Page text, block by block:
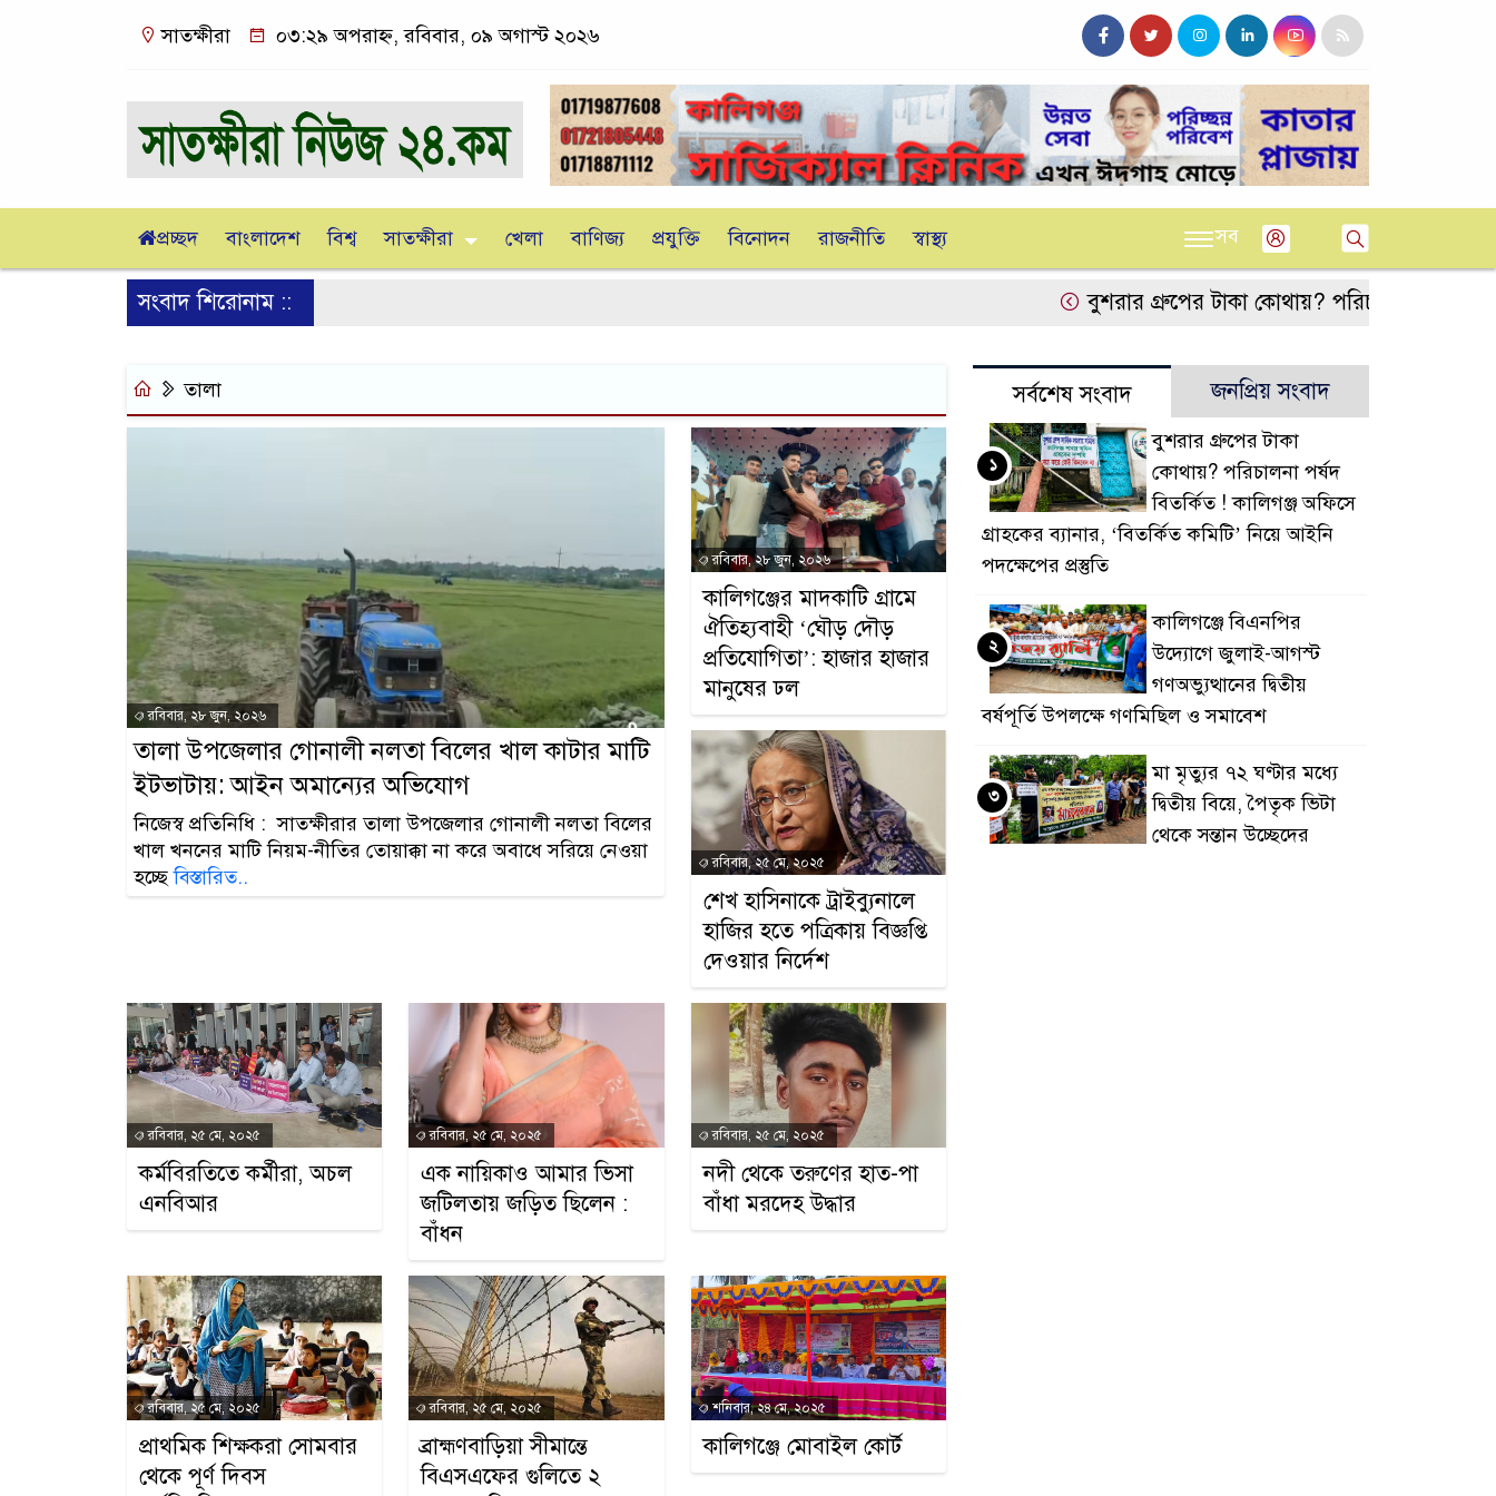
সাতক্ষীরা ০৩:২৯ অপরাহ্ন, রবিবার, ০৯ অগাস্ট ২০২৬
প্রচ্ছদ বাংলাদেশ বিশ্ব সাতক্ষীরা খেলা বাণিজ্য প্রযুক্তি বিনোদন রাজনীতি স্বাস্থ্য সব
সংবাদ শিরোনাম :: বুশরার গ্রুপের টাকা কোথায়? পরিচালনা পর্ষদ
তালা
রবিবার, ২৮ জুন, ২০২৬
তালা উপজেলার গোনালী নলতা বিলের খাল কাটার মাটি
ইটভাটায়: আইন অমান্যের অভিযোগ
নিজেস্ব প্রতিনিধি : সাতক্ষীরার তালা উপজেলার গোনালী নলতা বিলের
খাল খননের মাটি নিয়ম-নীতির তোয়াক্কা না করে অবাধে সরিয়ে নেওয়া
হচ্ছেবিস্তারিত..
রবিবার, ২৮ জুন, ২০২৬
কালিগঞ্জের মাদকা‌টি গ্রা‌মে
ঐতিহ্যবাহী ‘ঘৌড় দৌড়
প্রতিযোগিতা’: হাজার হাজার
মানুষের ঢল
রবিবার, ২৫ মে, ২০২৫
শেখ হাসিনাকে ট্রাইব্যুনালে
হাজির হতে পত্রিকায় বিজ্ঞপ্তি
দেওয়ার নির্দেশ
রবিবার, ২৫ মে, ২০২৫
কর্মবিরতিতে কর্মীরা, অচল
এনবিআর
রবিবার, ২৫ মে, ২০২৫
এক নায়িকাও আমার ভিসা
জটিলতায় জড়িত ছিলেন :
বাঁধন
রবিবার, ২৫ মে, ২০২৫
নদী থেকে তরুণের হাত-পা
বাঁধা মরদেহ উদ্ধার
রবিবার, ২৫ মে, ২০২৫
প্রাথমিক শিক্ষকরা সোমবার
থেকে পূর্ণ দিবস
রবিবার, ২৫ মে, ২০২৫
ব্রাহ্মণবাড়িয়া সীমান্তে
বিএসএফের গুলিতে ২
শনিবার, ২৪ মে, ২০২৫
কালিগঞ্জে মোবাইল কোর্ট
সর্বশেষ সংবাদ জনপ্রিয় সংবাদ
বুশরার গ্রুপের টাকা
কোথায়? পরিচালনা পর্ষদ
বিতর্কিত ! কালিগঞ্জ অফিসে
গ্রাহকের ব্যানার, ‘বিতর্কিত কমিটি’ নিয়ে আইনি
পদক্ষেপের প্রস্তুতি
১
কালিগঞ্জে বিএনপির
উদ্যোগে জুলাই-আগস্ট
গণঅভ্যুত্থানের দ্বিতীয়
বর্ষপূর্তি উপলক্ষে গণমিছিল ও সমাবেশ
২
মা মৃত্যুর ৭২ ঘণ্টার মধ্যে
দ্বিতীয় বিয়ে, পৈতৃক ভিটা
থেকে সন্তান উচ্ছেদের
৩